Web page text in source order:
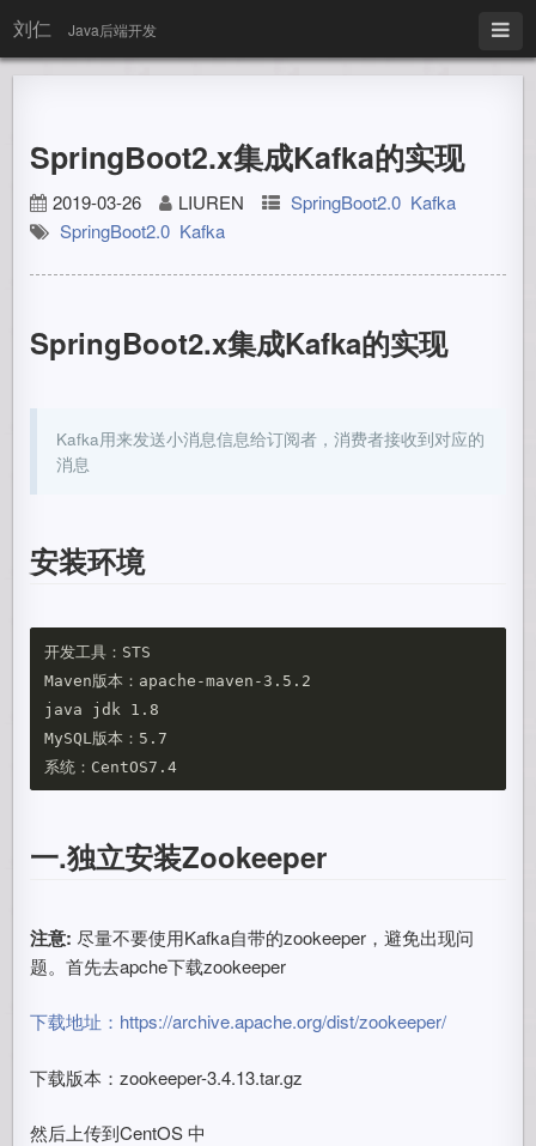
刘仁 Java后端开发
SpringBoot2.x集成Kafka的实现
2019-03-26 LIUREN SpringBoot2.0 Kafka
SpringBoot2.0 Kafka
SpringBoot2.x集成Kafka的实现
Kafka用来发送小消息信息给订阅者，消费者接收到对应的
消息
安装环境
开发工具：STS
Maven版本：apache-maven-3.5.2
java jdk 1.8
MySQL版本：5.7
一.独立安装Zookeeper
注意: 尽量不要使用Kafka自带的zookeeper，避免出现问
题。首先去apche下载zookeeper
下载地址： https://archive.apache.org/dist/zookeeper/
下载版本：zookeeper-3.4.13.tar.gz
然后上传到CentOS 中